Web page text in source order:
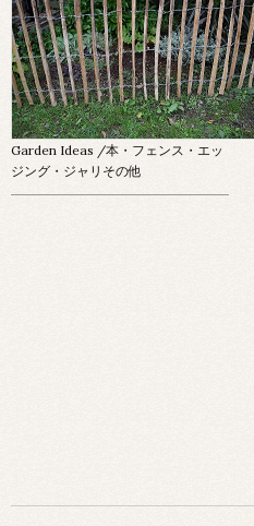
Garden Ideas /本・フェンス・エッ
ジング・ジャリその他